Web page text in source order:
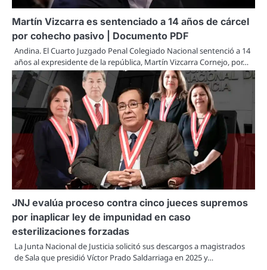
Martín Vizcarra es sentenciado a 14 años de cárcel
por cohecho pasivo | Documento PDF
Andina. El Cuarto Juzgado Penal Colegiado Nacional sentenció a 14
años al expresidente de la república, Martín Vizcarra Cornejo, por…
JNJ evalúa proceso contra cinco jueces supremos
por inaplicar ley de impunidad en caso
esterilizaciones forzadas
La Junta Nacional de Justicia solicitó sus descargos a magistrados
de Sala que presidió Víctor Prado Saldarriaga en 2025 y…